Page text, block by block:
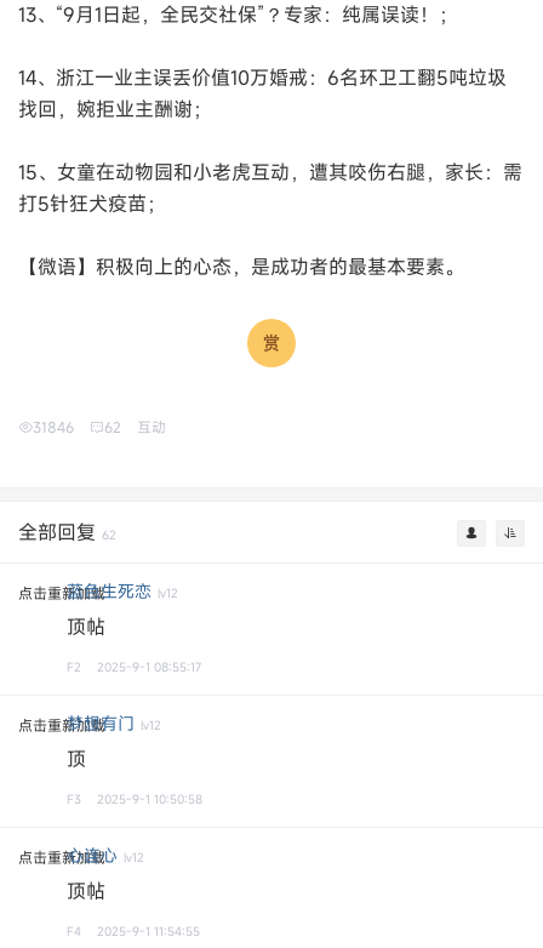
13、“9月1日起，全民交社保”？专家：纯属误读！；
14、浙江一业主误丢价值10万婚戒：6名环卫工翻5吨垃圾
找回，婉拒业主酬谢；
15、女童在动物园和小老虎互动，遭其咬伤右腿，家长：需
打5针狂犬疫苗；
【微语】积极向上的心态，是成功者的最基本要素。
31846 62 互动
全部回复 62
点击重新加载蓝色生死恋 lv12
顶帖
F2 2025-9-1 08:55:17
点击重新加载
梦想有门 lv12
顶
F3 2025-9-1 10:50:58
点击重新加载
心连心 lv12
顶帖
F4 2025-9-1 11:54:55